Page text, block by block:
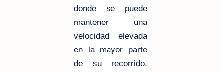
donde se puede
mantener una
velocidad elevada
en la mayor parte
de su recorrido.